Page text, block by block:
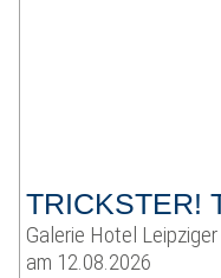
TRICKSTER!
Galerie Hotel
am 12.08.2026